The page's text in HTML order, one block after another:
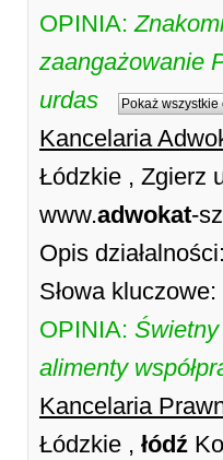
OPINIA:
zaangażowanie
urdas
Pokaż wszystkie
Kancelaria
Łódzkie , Zgierz
www.adwokat-
Opis
Słowa kluczowe:
OPINIA:
alimenty
Kancelaria
Łódzkie , łódź